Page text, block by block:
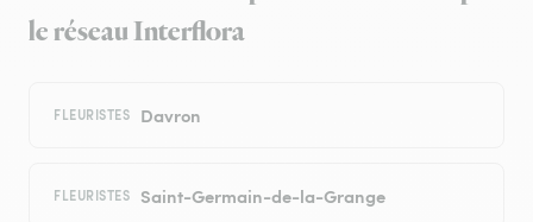
le réseau Interflora
FLEURISTES Davron
FLEURISTES Saint-Germain-de-la-Grange